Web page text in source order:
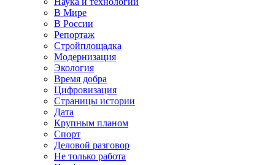
В Мире
В России
Репортаж
Стройплощадка
Модернизация
Экология
Время добра
Цифровизация
Страницы истории
Дата
Крупным планом
Спорт
Деловой разговор
Не только работа